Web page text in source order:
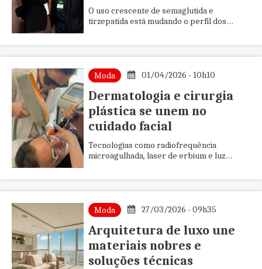
O uso crescente de semaglutida e
tirzepatida está mudando o perfil dos
Moda 01/04/2026 - 10h10
Dermatologia e cirurgia
plástica se unem no
cuidado facial
Tecnologias como radiofrequência
microagulhada, laser de erbium e luz
Moda 27/03/2026 - 09h35
Arquitetura de luxo une
materiais nobres e
soluções técnicas